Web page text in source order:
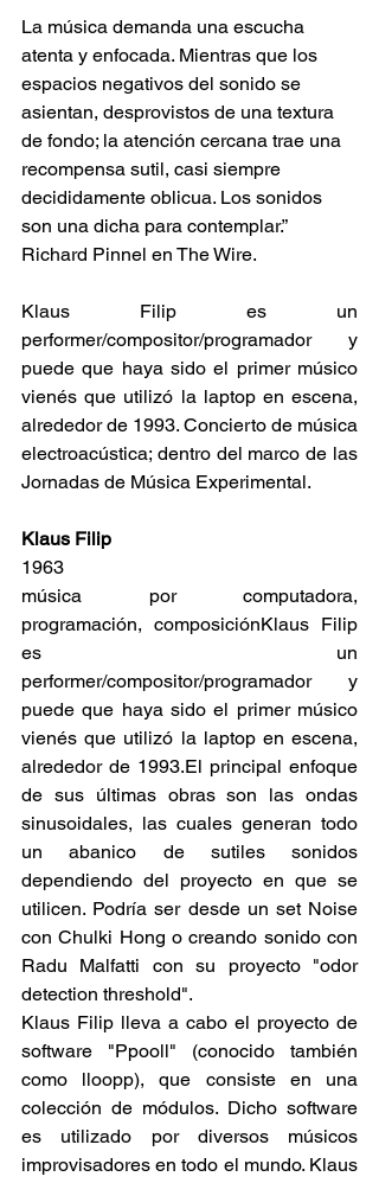
La música demanda una escucha
atenta y enfocada. Mientras que los
espacios negativos del sonido se
asientan, desprovistos de una textura
de fondo; la atención cercana trae una
recompensa sutil, casi siempre
decididamente oblicua. Los sonidos
son una dicha para contemplar.”
Richard Pinnel en The Wire.
Klaus Filip es un
performer/compositor/programador y
puede que haya sido el primer músico
vienés que utilizó la laptop en escena,
alrededor de 1993. Concierto de música
electroacústica; dentro del marco de las
Jornadas de Música Experimental.
Klaus Filip
1963
música por computadora,
programación, composiciónKlaus Filip
es un
performer/compositor/programador y
puede que haya sido el primer músico
vienés que utilizó la laptop en escena,
alrededor de 1993.El principal enfoque
de sus últimas obras son las ondas
sinusoidales, las cuales generan todo
un abanico de sutiles sonidos
dependiendo del proyecto en que se
utilicen. Podría ser desde un set Noise
con Chulki Hong o creando sonido con
Radu Malfatti con su proyecto "odor
detection threshold".
Klaus Filip lleva a cabo el proyecto de
software "Ppooll" (conocido también
como lloopp), que consiste en una
colección de módulos. Dicho software
es utilizado por diversos músicos
improvisadores en todo el mundo. Klaus